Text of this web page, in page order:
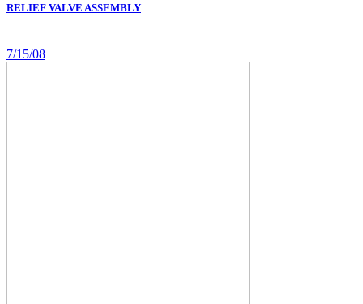
RELIEF VALVE ASSEMBLY
7/15/08